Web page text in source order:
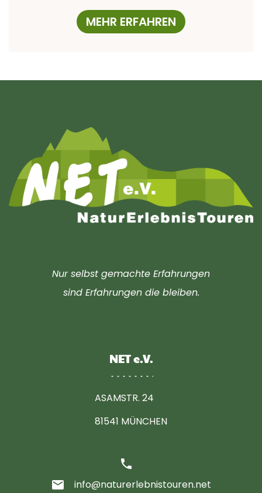
MEHR ERFAHREN
Nur selbst gemachte Erfahrungen
sind Erfahrungen die bleiben.
NET e.V.
ASAMSTR. 24
81541 MÜNCHEN
phone
email
info@naturerlebnistouren.net